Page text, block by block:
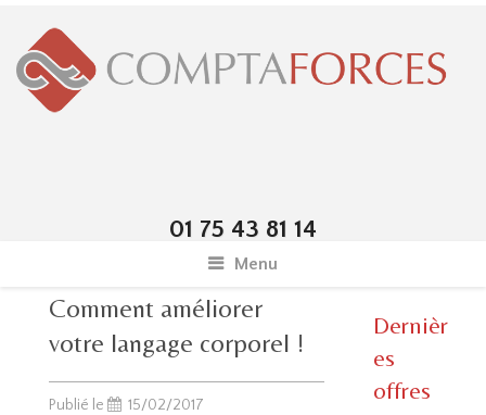
01 75 43 81 14
Menu
Comment améliorer
votre langage corporel !
Publié le 15/02/2017
Dernièr
es
offres